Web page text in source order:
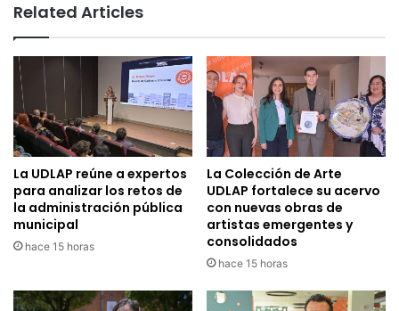
Related Articles
La UDLAP reúne a expertos
para analizar los retos de
la administración pública
municipal
hace 15 horas
La Colección de Arte
UDLAP fortalece su acervo
con nuevas obras de
artistas emergentes y
consolidados
hace 15 horas